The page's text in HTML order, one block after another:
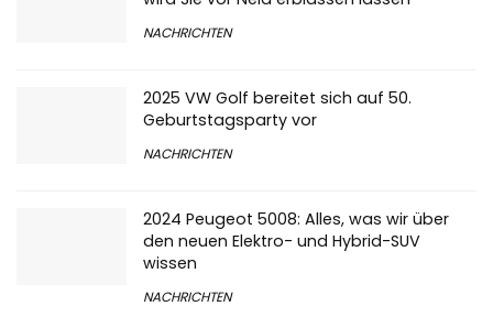
2025 VW Golf bereitet sich auf 50.
Geburtstagsparty vor
2024 Peugeot 5008: Alles, was wir über
den neuen Elektro- und Hybrid-SUV
wissen